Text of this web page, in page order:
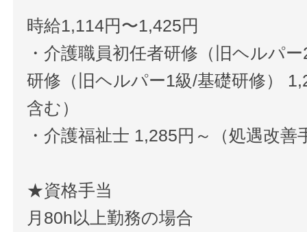
時給1,114円〜1,425円
・介護職員初任者研修（旧ヘルパ
研修（旧ヘルパー1級/基礎研修）
含む）
・介護福祉士 1,285円～（処遇改善
★資格手当
月80h以上勤務の場合